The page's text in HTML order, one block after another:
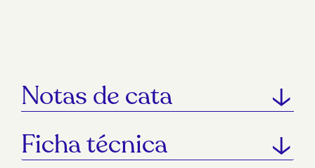
Notas de cata
Ficha técnica